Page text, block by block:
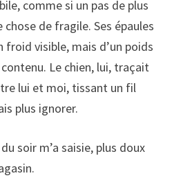
comme si un pas de plus
de fragile. Ses épaules
froid visible, mais d’un poids
Le chien, lui, traçait
lui et moi, tissant un fil
plus ignorer.
soir m’a saisie, plus doux